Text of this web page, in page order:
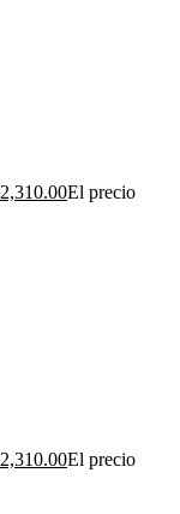
2,310.00El precio
2,310.00El precio